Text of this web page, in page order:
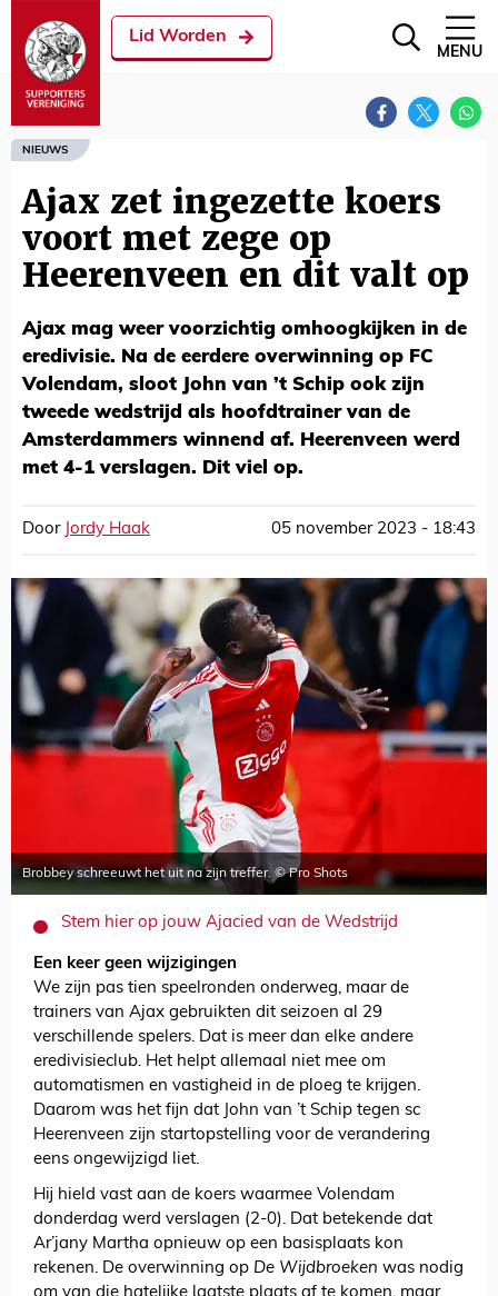
Lid Worden
MENU
NIEUWS
Ajax zet ingezette koers
voort met zege op
Heerenveen en dit valt op
Ajax mag weer voorzichtig omhoogkijken in de
eredivisie. Na de eerdere overwinning op FC
Volendam, sloot John van ’t Schip ook zijn
tweede wedstrijd als hoofdtrainer van de
Amsterdammers winnend af. Heerenveen werd
met 4-1 verslagen. Dit viel op.
Door Jordy Haak 05 november 2023 - 18:43
Brobbey schreeuwt het uit na zijn treffer. © Pro Shots
Stem hier op jouw Ajacied van de Wedstrijd
Een keer geen wijzigingen
We zijn pas tien speelronden onderweg, maar de
trainers van Ajax gebruikten dit seizoen al 29
verschillende spelers. Dat is meer dan elke andere
eredivisieclub. Het helpt allemaal niet mee om
automatismen en vastigheid in de ploeg te krijgen.
Daarom was het fijn dat John van ’t Schip tegen sc
Heerenveen zijn startopstelling voor de verandering
eens ongewijzigd liet.
Hij hield vast aan de koers waarmee Volendam
donderdag werd verslagen (2-0). Dat betekende dat
Ar’jany Martha opnieuw op een basisplaats kon
rekenen. De overwinning op De Wijdbroeken was nodig